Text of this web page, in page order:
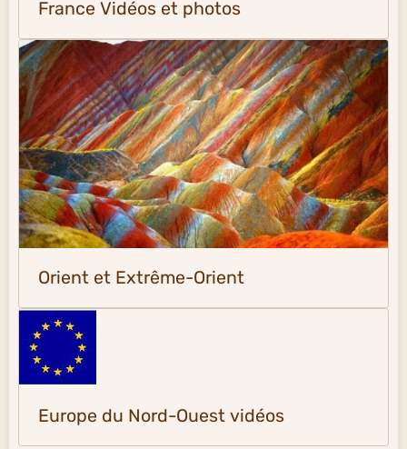
France Vidéos et photos
Orient et Extrême-Orient
Europe du Nord-Ouest vidéos